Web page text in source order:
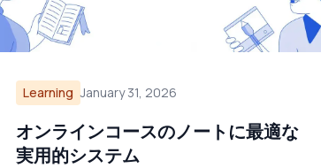
Learning January 31, 2026
オンラインコースのノートに最適な
実用的システム